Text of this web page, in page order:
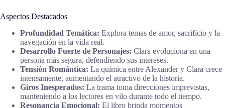
Aspectos Destacados
Profundidad Temática: Explora temas de amor, sacrificio y la
navegación en la vida real.
Desarrollo Fuerte de Personajes: Clara evoluciona en una
persona más segura, defendiendo sus intereses.
Tensión Romántica: La química entre Alexander y Clara crece
intensamente, aumentando el atractivo de la historia.
Giros Inesperados: La trama toma direcciones imprevistas,
manteniendo a los lectores en vilo durante todo el tiempo.
Resonancia Emocional: El libro brinda momentos